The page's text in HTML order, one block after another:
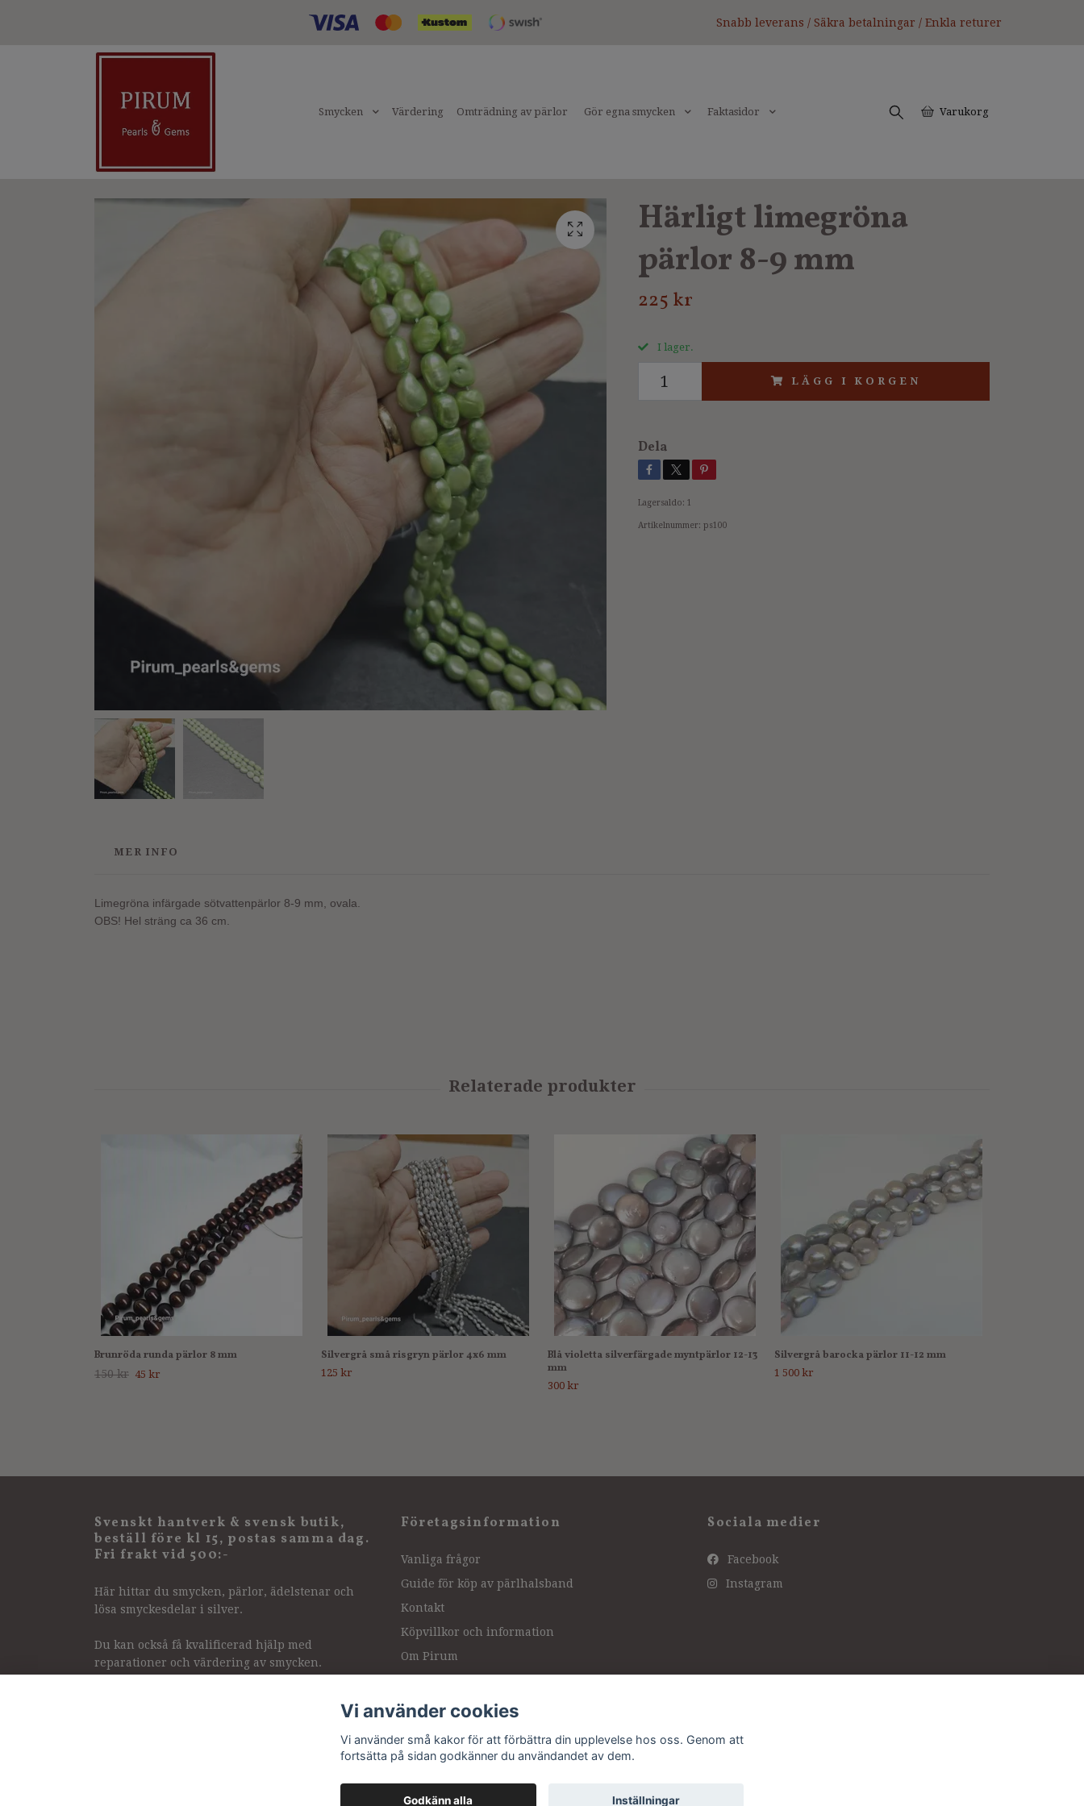
Snabb leverans / Säkra betalningar / Enkla returer
Smycken Värdering Omträdning av pärlor Gör egna smycken Faktasidor Varukorg
Härligt limegröna
pärlor 8-9 mm
225 kr
I lager.
LÄGG I KORGEN
Dela
Lagersaldo: 1
Artikelnummer: ps100
MER INFO
Limegröna infärgade sötvattenpärlor 8-9 mm, ovala.
OBS! Hel sträng ca 36 cm.
Brunröda runda pärlor 8 mm
150 kr 45 kr
Silvergrå små risgryn pärlor 4x6 mm
125 kr
Blå violetta silverfärgade myntpärlor 12-13
mm
300 kr
Silvergrå barocka pärlor 11-12 mm
1 500 kr
Svenskt hantverk & svensk butik,
beställ före kl 15, postas samma dag.
Fri frakt vid 500:-
Här hittar du smycken, pärlor, ädelstenar och
lösa smyckesdelar i silver.
Du kan också få kvalificerad hjälp med
reparationer och värdering av smycken.
Företagsinformation
Vanliga frågor
Guide för köp av pärlhalsband
Kontakt
Köpvillkor och information
Om Pirum
Intressanta länkar
Sociala medier
Facebook
Instagram
Vi använder cookies
Vi använder små kakor för att förbättra din upplevelse hos oss. Genom att
fortsätta på sidan godkänner du användandet av dem.
Godkänn alla Inställningar